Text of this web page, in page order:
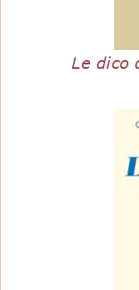
Le dico